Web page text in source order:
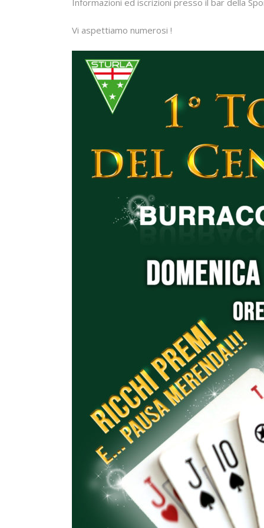
Informazioni ed iscrizioni presso il bar della
Vi aspettiamo numerosi !